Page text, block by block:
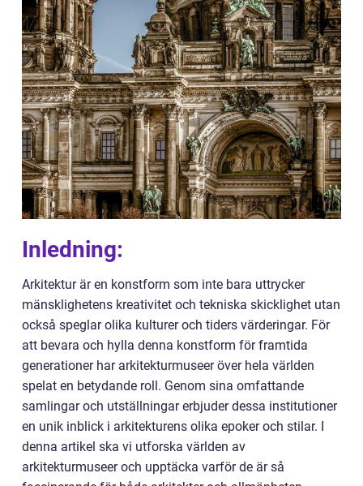
Inledning:
Arkitektur är en konstform som inte bara uttrycker
mänsklighetens kreativitet och tekniska skicklighet utan
också speglar olika kulturer och tiders värderingar. För
att bevara och hylla denna konstform för framtida
generationer har arkitekturmuseer över hela världen
spelat en betydande roll. Genom sina omfattande
samlingar och utställningar erbjuder dessa institutioner
en unik inblick i arkitekturens olika epoker och stilar. I
denna artikel ska vi utforska världen av
arkitekturmuseer och upptäcka varför de är så